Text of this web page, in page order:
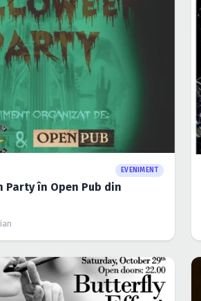
EVENIMENT
Party în Open Pub din